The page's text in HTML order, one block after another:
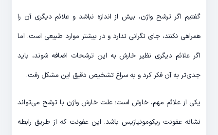
گفتیم اگر ترشح واژن، بیش از اندازه نباشد و علائم دیگری آن را
همراهی نکنند، جای نگرانی ندارد و در بیشتر موارد طبیعی است. اما
اگر علائم دیگری نظیر خارش به این ترشحات اضافه شوند، باید
جدی‌تر به آن فکر کرد و به سراغ تشخیص دقیق این مشکل رفت.
یکی از علائم مهم، خارش است؛ علت خارش واژن با ترشح می‌تواند
نشانه عفونت ریکومونیازیس باشد. این عفونت که از طریق رابطه